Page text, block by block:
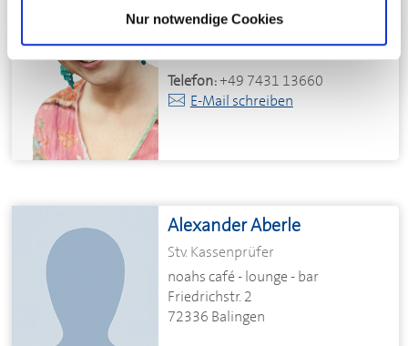
Nur notwendige Cookies
Hotel-Gasthof Zum Süßen Grund
Bitzer Berg 1
72458 Albstadt
Telefon:+49 7431 13660
E-Mail schreiben
Alexander Aberle
Stv. Kassenprüfer
noahs café - lounge - bar
Friedrichstr. 2
72336 Balingen